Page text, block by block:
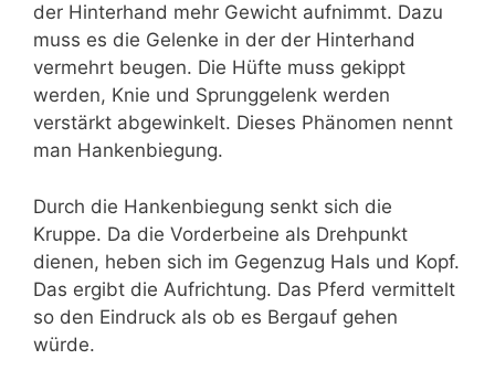
der Hinterhand mehr Gewicht aufnimmt. Dazu
muss es die Gelenke in der der Hinterhand
vermehrt beugen. Die Hüfte muss gekippt
werden, Knie und Sprunggelenk werden
verstärkt abgewinkelt. Dieses Phänomen nennt
man Hankenbiegung.
Durch die Hankenbiegung senkt sich die
Kruppe. Da die Vorderbeine als Drehpunkt
dienen, heben sich im Gegenzug Hals und Kopf.
Das ergibt die Aufrichtung. Das Pferd vermittelt
so den Eindruck als ob es Bergauf gehen
würde.